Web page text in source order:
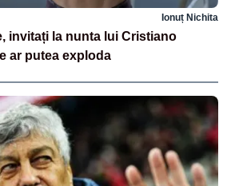
Ionuț Nichita
invitați la nunta lui Cristiano
ar putea exploda